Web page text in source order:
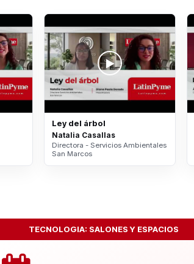
Ley del árbol
Natalia Casallas
Directora - Servicios Ambientales
San Marcos
TECNOLOGIA: SALONES Y ESPACIOS